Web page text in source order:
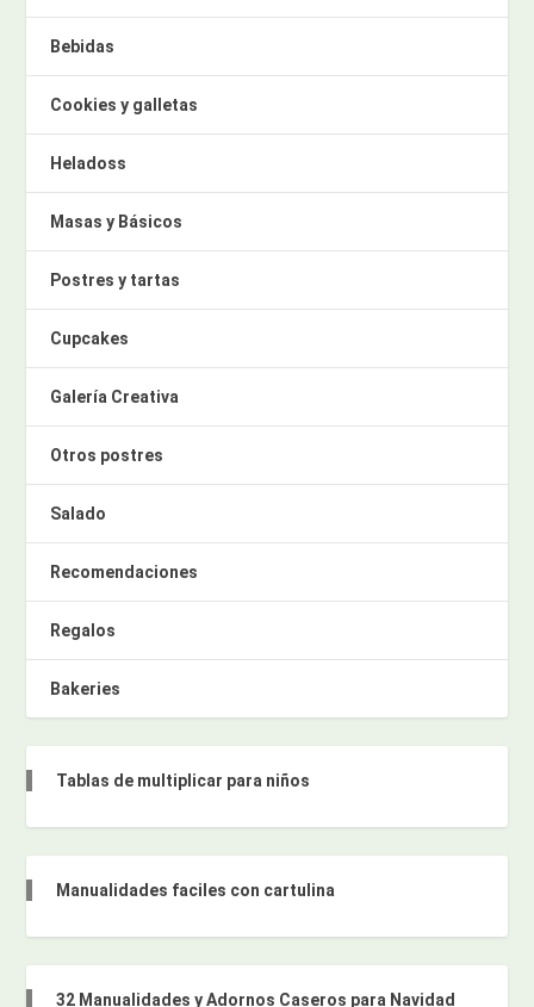
Bebidas
Cookies y galletas
Heladoss
Masas y Básicos
Postres y tartas
Cupcakes
Galería Creativa
Otros postres
Salado
Recomendaciones
Regalos
Bakeries
Tablas de multiplicar para niños
Manualidades faciles con cartulina
32 Manualidades y Adornos Caseros para Navidad